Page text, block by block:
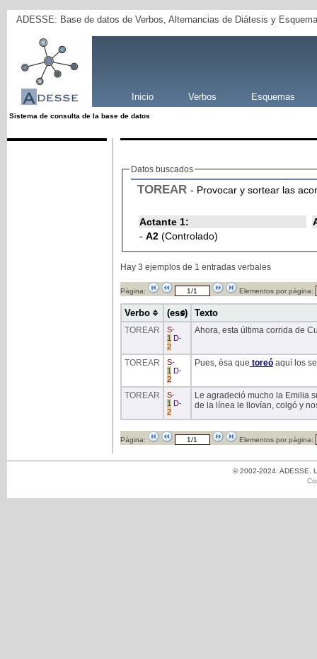
ADESSE: Base de datos de Verbos, Alternancias de Diátesis y
Inicio Verbos Esquemas
Sistema de consulta de la base de datos
Datos buscados
TOREAR - Provocar y sortear las
Actante 1:
- A2 (Controlado)
Hay 3 ejemplos de 1 entradas verbales
Página: Elementos por página:
Verbo (ess) Texto
TOREAR S-
1
D-
2
Ahora, esta última corrida de
TOREAR S-
1
D-
2
Pues, ésa que toreóaquí los
TOREAR S-
1
D-
2
Le agradeció mucho la Emilia
de la línea le llovían, colgó y
Página: Elementos por página:
© 2002-2024: ADESSE.